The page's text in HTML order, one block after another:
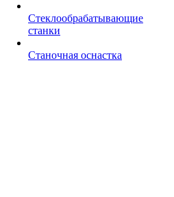
Стеклообрабатывающие
станки
Станочная оснастка